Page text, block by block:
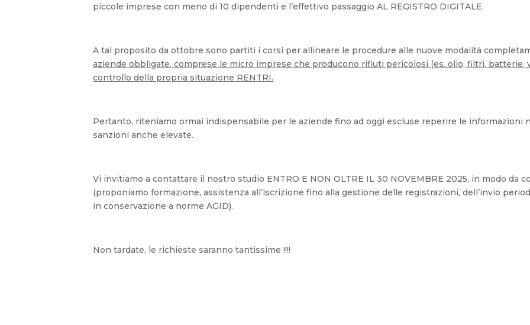
piccole imprese con meno di 10 dipendenti e l’effettivo passaggio AL REGISTRO DIGITALE.
A tal proposito da ottobre sono partiti i corsi per allineare le procedure alle nuove modalità
aziende obbligate, comprese le micro imprese che producono rifiuti pericolosi (es. olio, filtri, batterie,
controllo della propria situazione RENTRI.
Pertanto, riteniamo ormai indispensabile per le aziende fino ad oggi escluse reperire le informazioni
sanzioni anche elevate.
Vi invitiamo a contattare il nostro studio ENTRO E NON OLTRE IL 30 NOVEMBRE 2025, in modo da
(proponiamo formazione, assistenza all’iscrizione fino alla gestione delle registrazioni, dell’invio
in conservazione a norme AGID).
Non tardate, le richieste saranno tantissime !!!!